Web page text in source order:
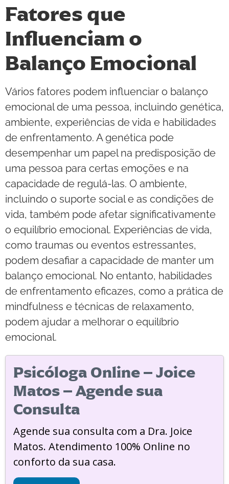
Fatores que
Influenciam o
Balanço Emocional
Vários fatores podem influenciar o balanço
emocional de uma pessoa, incluindo genética,
ambiente, experiências de vida e habilidades
de enfrentamento. A genética pode
desempenhar um papel na predisposição de
uma pessoa para certas emoções e na
capacidade de regulá-las. O ambiente,
incluindo o suporte social e as condições de
vida, também pode afetar significativamente
o equilíbrio emocional. Experiências de vida,
como traumas ou eventos estressantes,
podem desafiar a capacidade de manter um
balanço emocional. No entanto, habilidades
de enfrentamento eficazes, como a prática de
mindfulness e técnicas de relaxamento,
podem ajudar a melhorar o equilíbrio
emocional.
Psicóloga Online – Joice
Matos – Agende sua
Consulta
Agende sua consulta com a Dra. Joice
Matos. Atendimento 100% Online no
conforto da sua casa.